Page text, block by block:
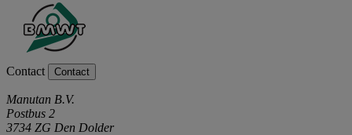
Contact Contact
Manutan B.V.
Postbus 2
3734 ZG Den Dolder